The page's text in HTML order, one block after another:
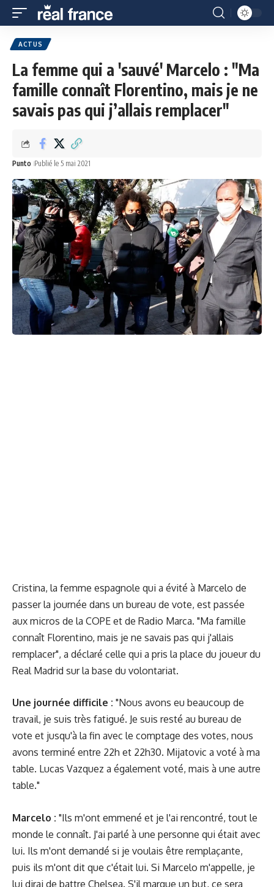
ACTUS
La femme qui a 'sauvé' Marcelo : "Ma
famille connaît Florentino, mais je ne
savais pas qui j’allais remplacer"
Punto Publié le 5 mai 2021
Cristina, la femme espagnole qui a évité à Marcelo de
passer la journée dans un bureau de vote, est passée
aux micros de la COPE et de Radio Marca. "Ma famille
connaît Florentino, mais je ne savais pas qui j'allais
remplacer", a déclaré celle qui a pris la place du joueur du
Real Madrid sur la base du volontariat.
Une journée difficile : "Nous avons eu beaucoup de
travail, je suis très fatigué. Je suis resté au bureau de
vote et jusqu'à la fin avec le comptage des votes, nous
avons terminé entre 22h et 22h30. Mijatovic a voté à ma
table. Lucas Vazquez a également voté, mais à une autre
table."
Marcelo : "Ils m'ont emmené et je l'ai rencontré, tout le
monde le connaît. J'ai parlé à une personne qui était avec
lui. Ils m'ont demandé si je voulais être remplaçante,
puis ils m'ont dit que c'était lui. Si Marcelo m'appelle, je
lui dirai de battre Chelsea. S'il marque un but, ce sera